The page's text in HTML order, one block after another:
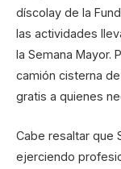
díscolay de la
las actividades
la Semana Mayor.
camión cisterna
gratis a quienes
Cabe resaltar que
ejerciendo